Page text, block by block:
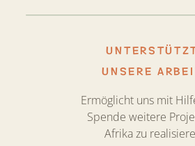
UNSERE
Ermöglicht uns mit
Spende weitere
Afrika zu